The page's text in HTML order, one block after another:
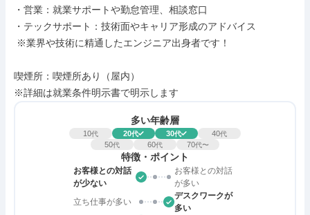
・営業：就業サポートや勤怠管理、相談窓口
・テックサポート：技術面やキャリア形成のアドバイス
喫煙所：喫煙所あり（屋内）
※詳細は就業条件明示書で明示します
多い年齢層
10代 20代 30代 40代
50代 60代 70代〜
特徴・ポイント
お客様との対話
が少ない
お客様との対話
が多い
立ち仕事が多い
デスクワークが
多い